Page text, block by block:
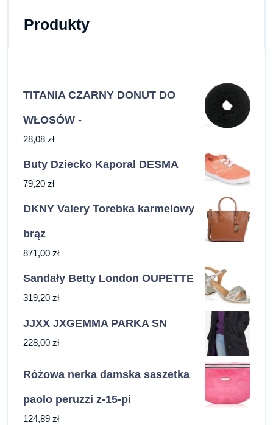
Produkty
TITANIA CZARNY DONUT DO
WŁOSÓW -
28,08 zł
Buty Dziecko Kaporal DESMA
79,20 zł
DKNY Valery Torebka karmelowy
brąz
871,00 zł
Sandały Betty London OUPETTE
319,20 zł
JJXX JXGEMMA PARKA SN
228,00 zł
Różowa nerka damska saszetka
paolo peruzzi z-15-pi
124,89 zł